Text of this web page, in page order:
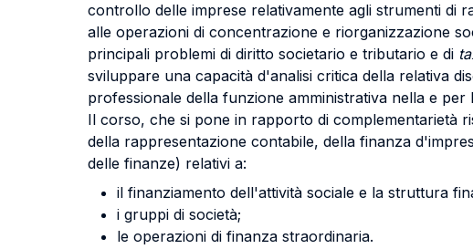
controllo delle imprese relativamente agli strumenti di
alle operazioni di concentrazione e riorganizzazione
principali problemi di diritto societario e tributario e di
sviluppare una capacità d'analisi critica della relativa
professionale della funzione amministrativa nella e per
Il corso, che si pone in rapporto di complementarietà
della rappresentazione contabile, della finanza
delle finanze) relativi a:
il finanziamento dell'attività sociale e la struttura
i gruppi di società;
le operazioni di finanza straordinaria.